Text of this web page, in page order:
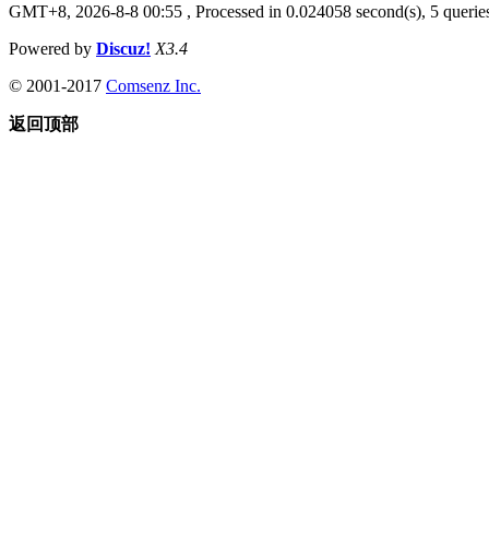
GMT+8, 2026-8-8 00:55 , Processed in 0.024058 second(s), 5
Powered by Discuz! X3.4
© 2001-2017 Comsenz Inc.
返回顶部